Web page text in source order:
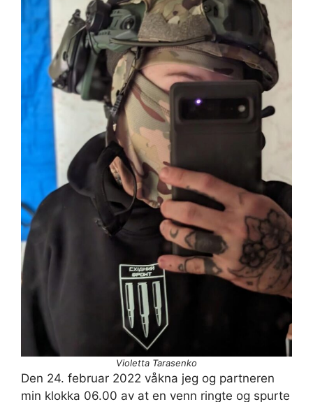
Violetta Tarasenko
Den 24. februar 2022 våkna jeg og partneren
min klokka 06.00 av at en venn ringte og spurte